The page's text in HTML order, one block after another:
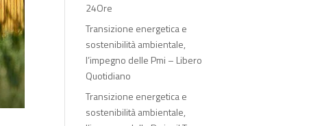
24Ore
Transizione energetica e
sostenibilità ambientale,
l’impegno delle Pmi – Libero
Quotidiano
Transizione energetica e
sostenibilità ambientale,